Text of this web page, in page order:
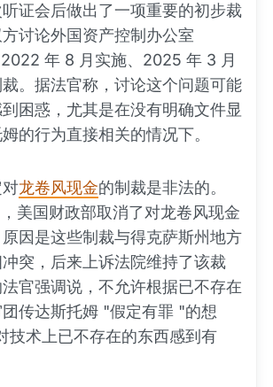
证会后做出了一项重要的初步裁
讨论外国资产控制办公室
2022 年 8 月实施、2025 年 3 月
。据法官称，讨论这个问题可能
困惑，尤其是在没有明确文件显
的行为直接相关的情况下。
龙卷风现金的制裁是非法的。
美国财政部取消了对龙卷风现金
因是这些制裁与得克萨斯州地方
突，后来上诉法院维持了该裁
官强调说，不允许根据已不存在
传达斯托姆 "假定有罪 "的想
技术上已不存在的东西感到有